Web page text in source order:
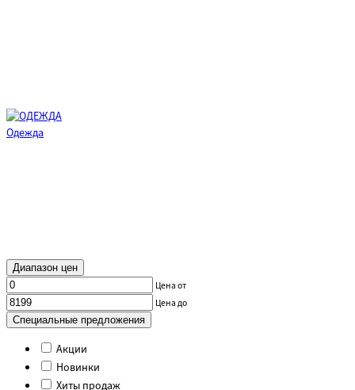
Одежда
Диапазон цен
Цена от
Цена до
Специальные предложения
Акции
Новинки
Хиты продаж